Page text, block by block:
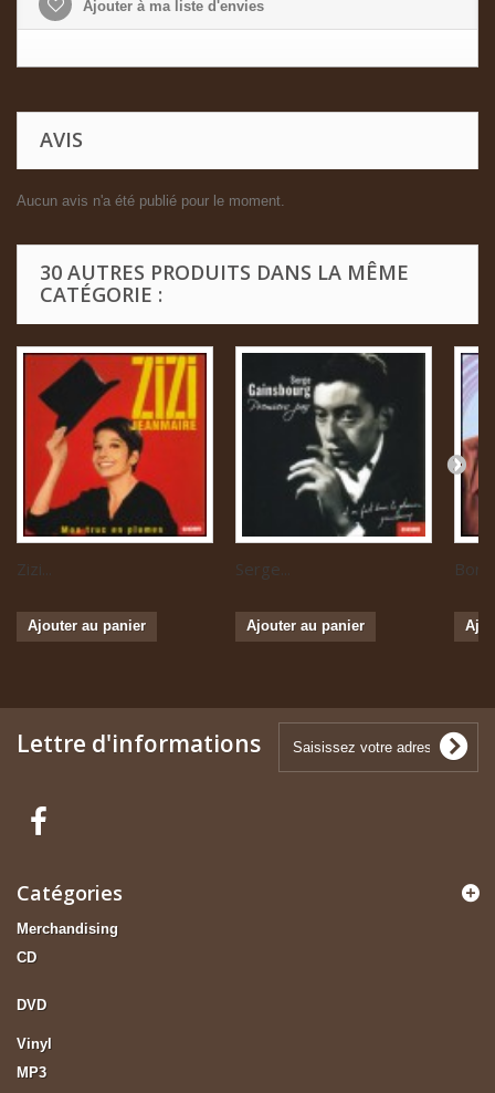
Ajouter à ma liste d'envies
AVIS
Aucun avis n'a été publié pour le moment.
30 AUTRES PRODUITS DANS LA MÊME
CATÉGORIE :
Zizi...
Ajouter au panier
Serge...
Ajouter au panier
Lettre d'informations
Catégories
Merchandising
CD
DVD
Vinyl
MP3